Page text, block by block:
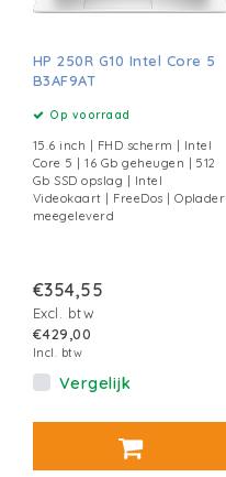
HP 250R G10 Intel Core 5
B3AF9AT
Op voorraad
15.6 inch | FHD scherm | Intel
Core 5 | 16 Gb geheugen | 512
Gb SSD opslag | Intel
Videokaart | FreeDos | Oplader
meegeleverd
€354,55
Excl. btw
€429,00
Incl. btw
Vergelijk